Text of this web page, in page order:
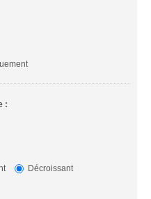
:
Décroissant